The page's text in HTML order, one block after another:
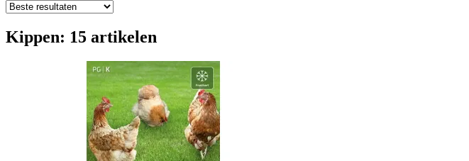
Kippen: 15 artikelen